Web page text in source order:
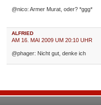
@nico: Armer Murat, oder? *ggg*
ALFRIED
AM 16. MAI 2009 UM 20:10 UHR
@phager: Nicht gut, denke ich